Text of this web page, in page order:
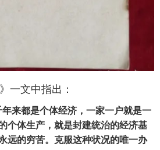
一文中指出：
来都是个体经济，一家一户就是一
个体生产，就是封建统治的经济基
远的穷苦。克服这种状况的唯一办